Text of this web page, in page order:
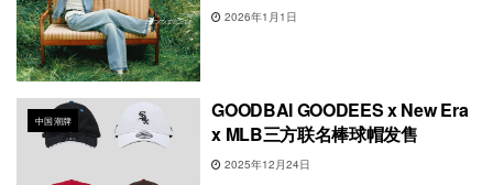
2026年1月1日
中国潮牌
GOODBAI GOODEES x New Era
x MLB三方联名棒球帽发售
2025年12月24日